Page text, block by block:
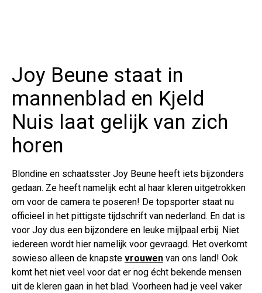
Joy Beune staat in
mannenblad en Kjeld
Nuis laat gelijk van zich
horen
Blondine en schaatsster Joy Beune heeft iets bijzonders
gedaan. Ze heeft namelijk echt al haar kleren uitgetrokken
om voor de camera te poseren! De topsporter staat nu
officieel in het pittigste tijdschrift van nederland. En dat is
voor Joy dus een bijzondere en leuke mijlpaal erbij. Niet
iedereen wordt hier namelijk voor gevraagd. Het overkomt
sowieso alleen de knapste vrouwen van ons land! Ook
komt het niet veel voor dat er nog écht bekende mensen
uit de kleren gaan in het blad. Voorheen had je veel vaker